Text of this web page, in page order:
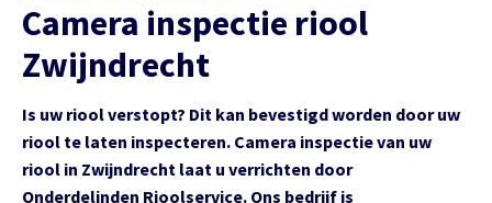
Camera inspectie riool
Zwijndrecht
Is uw riool verstopt? Dit kan bevestigd worden door uw
riool te laten inspecteren. Camera inspectie van uw
riool in Zwijndrecht laat u verrichten door
Onderdelinden Rioolservice. Ons bedrijf is